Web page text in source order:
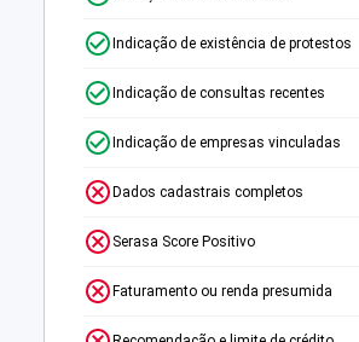
Indicação de existência de protestos
Indicação de consultas recentes
Indicação de empresas vinculadas
Dados cadastrais completos
Serasa Score Positivo
Faturamento ou renda presumida